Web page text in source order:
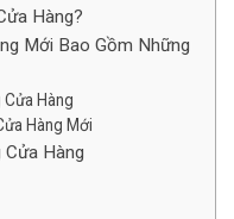
Hàng?
Mới Bao Gồm Những
Cửa Hàng
Hàng Mới
Cửa Hàng